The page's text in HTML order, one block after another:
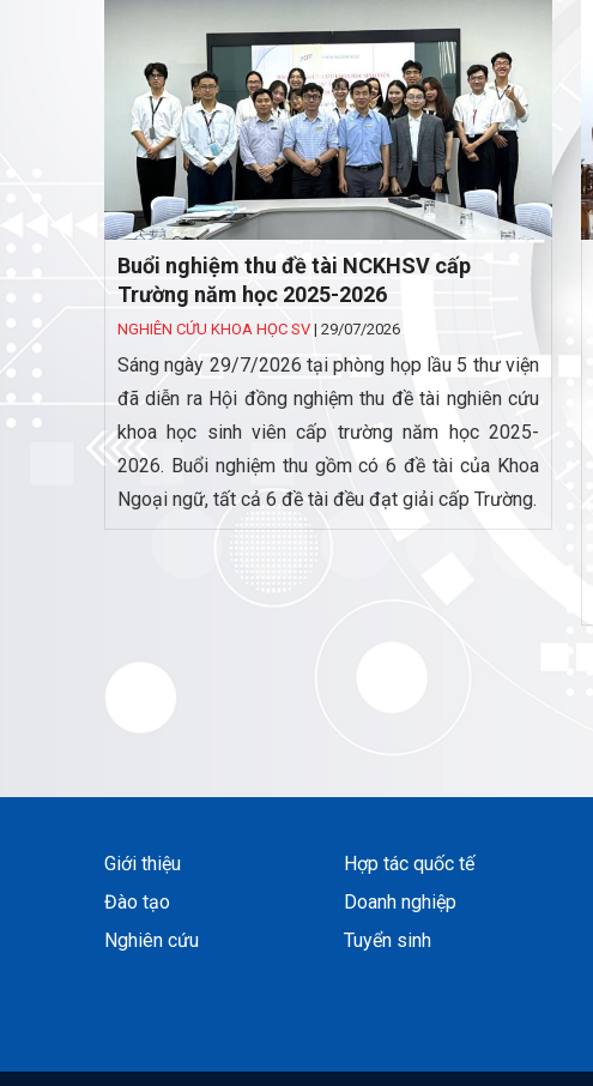
Buổi nghiệm thu đề tài NCKHSV cấp
Trường năm học 2025-2026
NGHIÊN CỨU KHOA HỌC SV | 29/07/2026
Sáng ngày 29/7/2026 tại phòng họp lầu 5 thư viện
đã diễn ra Hội đồng nghiệm thu đề tài nghiên cứu
khoa học sinh viên cấp trường năm học 2025-
2026. Buổi nghiệm thu gồm có 6 đề tài của Khoa
Ngoại ngữ, tất cả 6 đề tài đều đạt giải cấp Trường.
Giới thiệu
Đào tạo
Nghiên cứu
Hợp tác quốc tế
Doanh nghiệp
Tuyển sinh